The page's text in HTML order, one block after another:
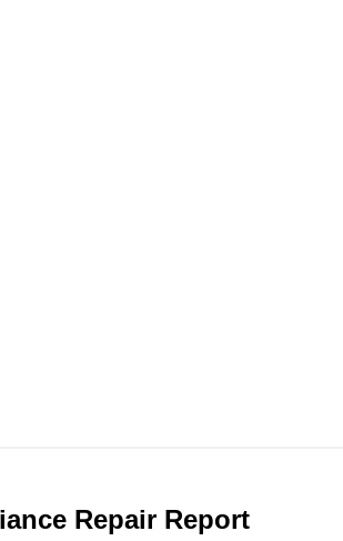
Repair Report